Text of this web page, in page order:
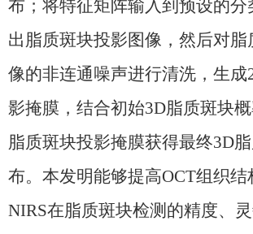
布；将特征矩阵输入到预设的分
出脂质斑块投影图像，然后对脂
像的非连通噪声进行清洗，生成
影掩膜，结合初始3D脂质斑块
脂质斑块投影掩膜获得最终3D
布。本发明能够提高OCT组织结
NIRS在脂质斑块检测的精度、